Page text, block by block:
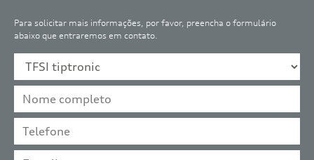
Para solicitar mais informações, por favor, preencha o formulário
abaixo que entraremos em contato.